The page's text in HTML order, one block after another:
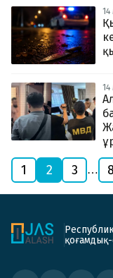
14
14
1 2 3 … 8
қоғамдық-